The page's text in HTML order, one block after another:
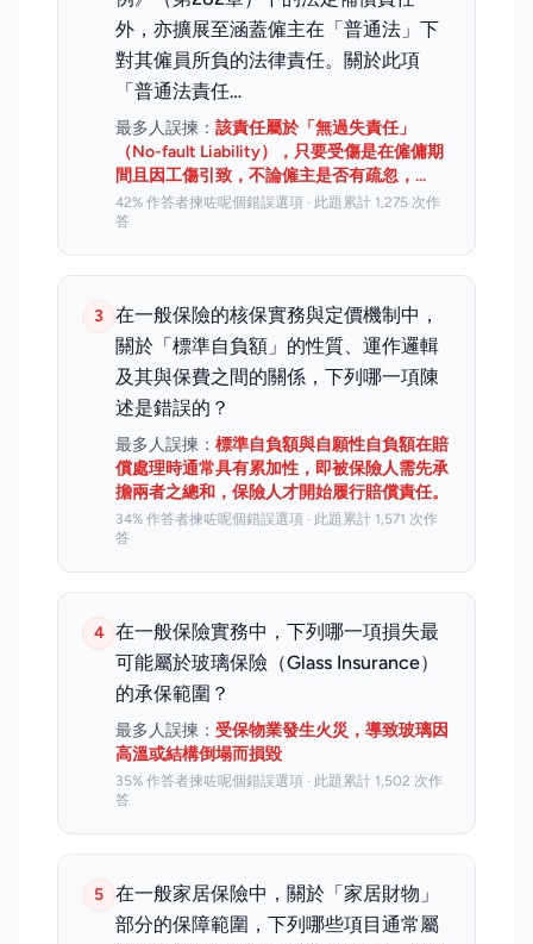
外，亦擴展至涵蓋僱主在「普通法」下
對其僱員所負的法律責任。關於此項
「普通法責任…
最多人誤揀： 該責任屬於「無過失責任」
（No-fault Liability），只要受傷是在僱傭期
間且因工傷引致，不論僱主是否有疏忽，…
42% 作答者揀咗呢個錯誤選項 · 此題累計 1,275 次作
答
3
在一般保險的核保實務與定價機制中，
關於「標準自負額」的性質、運作邏輯
及其與保費之間的關係，下列哪一項陳
述是錯誤的？
最多人誤揀： 標準自負額與自願性自負額在賠
償處理時通常具有累加性，即被保險人需先承
擔兩者之總和，保險人才開始履行賠償責任。
34% 作答者揀咗呢個錯誤選項 · 此題累計 1,571 次作
答
4 在一般保險實務中，下列哪一項損失最
可能屬於玻璃保險（Glass Insurance）
的承保範圍？
最多人誤揀： 受保物業發生火災，導致玻璃因
高溫或結構倒塌而損毀
35% 作答者揀咗呢個錯誤選項 · 此題累計 1,502 次作
答
5 在一般家居保險中，關於「家居財物」
部分的保障範圍，下列哪些項目通常屬